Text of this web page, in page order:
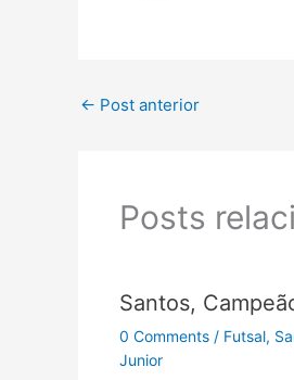
← Post anterior
Posts
Santos,
0 Comments / Futsal,
Junior